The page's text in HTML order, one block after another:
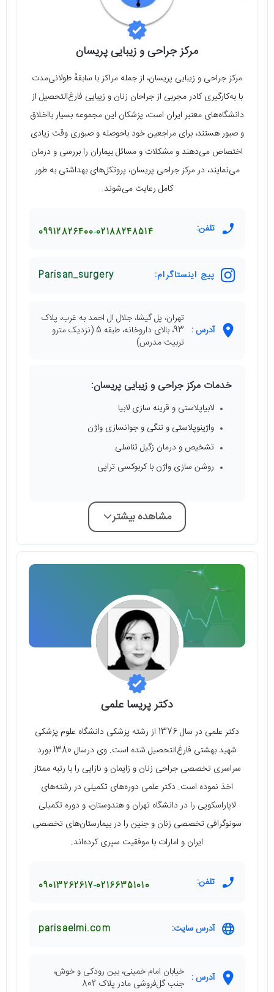
مركز جراحى و زيبايى پريسان
مرکز جراحی و زیبایی پریسان، از جمله مراکز با سابقهٔ طولانی‌مدت
با به‌کارگیری کادر مجربی از جراحان زنان و زیبایی فارغ‌التحصیل از
دانشگاه‌های معتبر ایران است، پزشکان این مجموعه بسیار بااخلاق
و صبور هستند، برای مراجعین خود باحوصله و صبوری وقت زیادی
اختصاص می‌دهند و مشکلات و مسائل بیماران را بررسی و درمان
می‌نمایند، در مرکز جراحی پریسان، پروتکل‌های بهداشتی به طور
کامل رعایت می‌شوند.
تلفن: 02188248514
09912826400
پیج اینستاگرام: Parisan_surgery
آدرس :
تهران، پل گيشا، جلال ال احمد به غرب، پلاک
93، بالاى داروخانه، طبقه 5 (نزديک مترو
تربيت مدرس)
خدمات مركز جراحى و زيبايى پريسان:
لابياپلاستى و قرينه سازى لابيا
واژينوپلاستى و تنگى و جوانسازى واژن
تشخيص و درمان زگيل تناسلى
روشن سازى واژن با كربوكسى تراپى
مشاهده بیشتر
دکتر پریسا علمی
دکتر علمی در سال 1376 از رشته پزشکی دانشگاه علوم پزشکی
شهید بهشتی فارغ‌التحصیل شده است. وی درسال 1380 بورد
سراسری تخصصی جراحی زنان و زایمان و نازایی را با رتبه ممتاز
اخذ نموده است. دکتر علمی دوره‌های تکمیلی در رشته‌های
لاپاراسکوپی را در دانشگاه تهران و هندوستان، و دوره تکمیلی
سونوگرافی تخصصی زنان و جنین را در بیمارستان‌های تخصصی
ایران و امارات با موفقیت سپری کرده‌اند.
تلفن: 02166351010
09013262617
آدرس سایت: parisaelmi.com
آدرس : خیابان امام خمینی، بین رودکی و خوش،
جنب گل‌فروشی مادر پلاک 802